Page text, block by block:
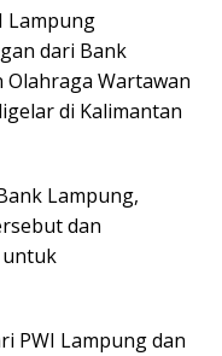
Lampung
dari Bank
Wartawan
di Kalimantan
Lampung,
dan
PWI Lampung dan